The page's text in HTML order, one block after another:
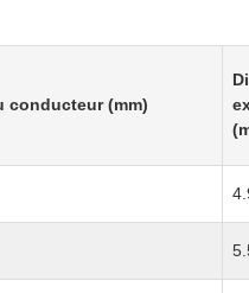
conducteur (mm)